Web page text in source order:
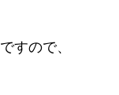
ですので、